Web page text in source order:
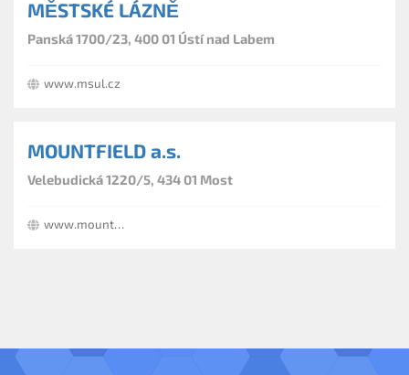
MĚSTSKÉ LÁZNĚ
Panská 1700/23, 400 01 Ústí nad Labem
www.msul.cz
MOUNTFIELD a.s.
Velebudická 1220/5, 434 01 Most
www.mountfield.cz